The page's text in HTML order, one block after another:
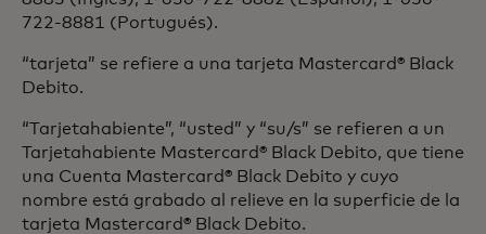
722-8881 (Portugués).
“tarjeta” se refiere a una tarjeta Mastercard® Black
Debito.
“Tarjetahabiente”, “usted” y “su/s” se refieren a un
Tarjetahabiente Mastercard® Black Debito, que tiene
una Cuenta Mastercard® Black Debito y cuyo
nombre está grabado al relieve en la superficie de la
tarjeta Mastercard® Black Debito.